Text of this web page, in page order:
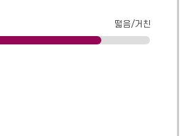
떫음/거친